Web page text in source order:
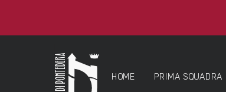
HOME PRIMA SQUADRA